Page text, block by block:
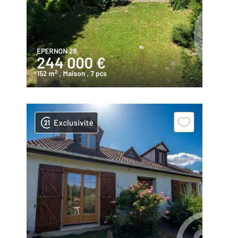
EPERNON 28
244 000 €
152 m2 , Maison , 7 pcs
Exclusivité